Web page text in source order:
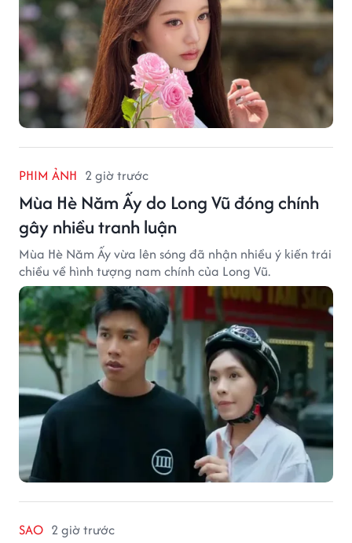
PHIM ẢNH 2 giờ trước
Mùa Hè Năm Ấy do Long Vũ đóng chính
gây nhiều tranh luận
Mùa Hè Năm Ấy vừa lên sóng đã nhận nhiều ý kiến trái
chiều về hình tượng nam chính của Long Vũ.
SAO 2 giờ trước